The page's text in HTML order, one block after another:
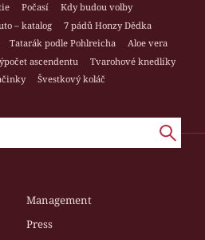
Počasí
Kdy budou volby
– katalog
7 pádů Honzy Dědka
Tatarák podle Pohlreicha
Aloe vera
ascendentu
Tvarohové knedlíky
Švestkový koláč
Management
Press